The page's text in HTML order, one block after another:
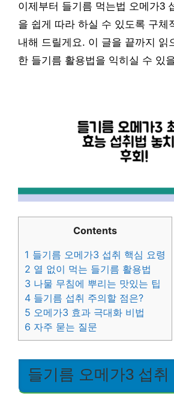
이제부터 들기름 먹는법 오메가3
을 쉽게 따라 하실 수 있도록 구체
내해 드릴게요. 이 글을 끝까지 읽
한 들기름 활용법을 익히실 수 있
Contents
1 들기름 오메가3 섭취 핵심 요령
2 열 없이 먹는 들기름 활용법
3 나물 무침에 뿌리는 맛있는 팁
4 들기름 섭취 주의할 점은?
5 오메가3 효과 극대화 비법
6 자주 묻는 질문
들기름 오메가3 섭취